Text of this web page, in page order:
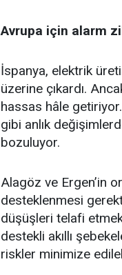
Avrupa için alarm
İspanya, elektrik
üzerine çıkardı.
hassas hâle
gibi anlık
bozuluyor.
Alagöz ve Ergen’in
desteklenmesi
düşüşleri telafi
destekli akıllı
riskler minimize